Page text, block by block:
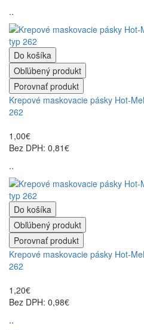
..
Do košíka
Obľúbený produkt
Porovnať produkt
Krepové maskovacie pásky Hot-
262
1,00€
Bez DPH: 0,81€
..
Do košíka
Obľúbený produkt
Porovnať produkt
Krepové maskovacie pásky Hot-
262
1,20€
Bez DPH: 0,98€
..